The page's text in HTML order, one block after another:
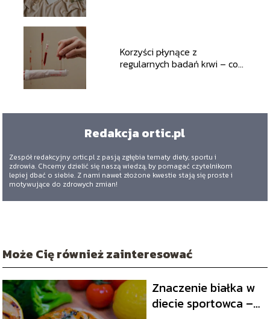
Korzyści płynące z
regularnych badań krwi – co
Redakcja ortic.pl
Zespół redakcyjny ortic.pl z pasją zgłębia tematy diety, sportu i
zdrowia. Chcemy dzielić się naszą wiedzą, by pomagać czytelnikom
lepiej dbać o siebie. Z nami nawet złożone kwestie stają się proste i
motywujące do zdrowych zmian!
Może Cię również zainteresować
Znaczenie białka w
diecie sportowca –